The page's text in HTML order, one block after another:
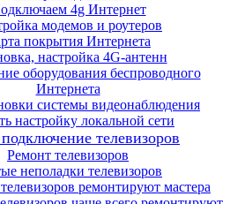
4g Интернет
модемов и роутеров
покрытия Интернета
настройка 4G-антенн
оборудования беспроводного
Интернета
системы видеонаблюдения
настройку локальной сети
телевизоров
Ремонт телевизоров
неполадки телевизоров
ремонтируют мастера